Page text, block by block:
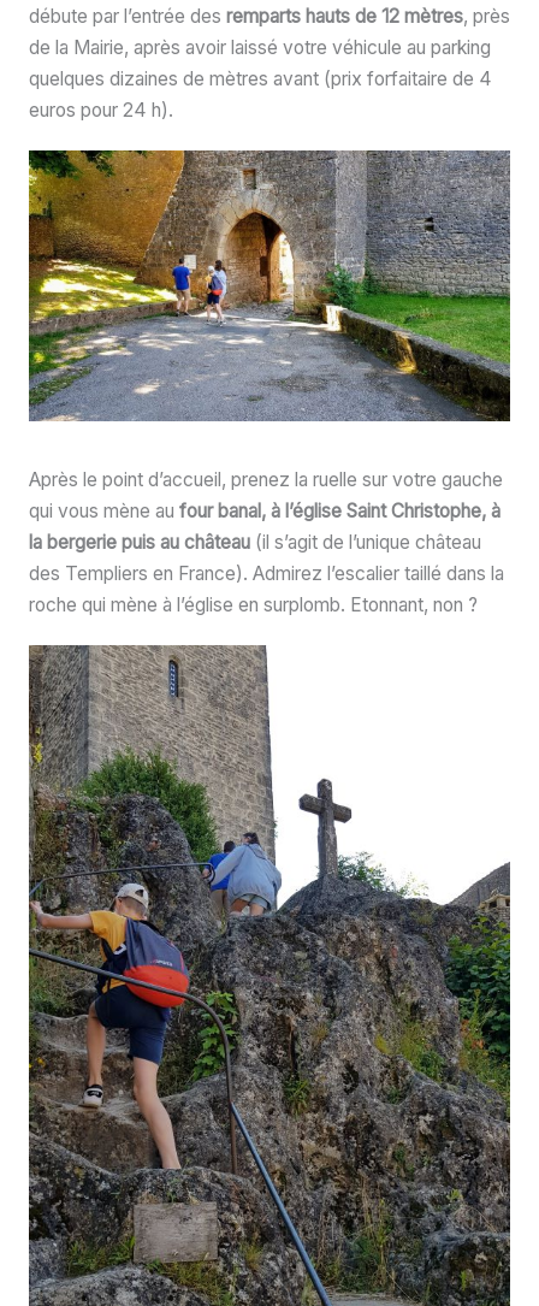
débute par l’entrée des remparts hauts de 12 mètres, près
de la Mairie, après avoir laissé votre véhicule au parking
quelques dizaines de mètres avant (prix forfaitaire de 4
euros pour 24 h).
Après le point d’accueil, prenez la ruelle sur votre gauche
qui vous mène au four banal, à l’église Saint Christophe, à
la bergerie puis au château(il s’agit de l’unique château
des Templiers en France). Admirez l’escalier taillé dans la
roche qui mène à l’église en surplomb. Etonnant, non ?